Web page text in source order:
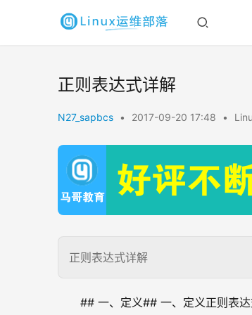
正则表达式详解
N27_sapbcs • 2017-09-20 17:48 •
正则表达式详解
## 一、定义## 一、定义正则表